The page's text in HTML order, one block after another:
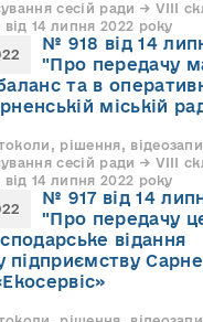
сесій ради → VIII
від 14 липня 2022 року
№ 918 від 14
"Про передачу
та в
міській
рішення,
сесій ради → VIII
від 14 липня 2022 року
№ 917 від 14
"Про передачу
відання
підприємству